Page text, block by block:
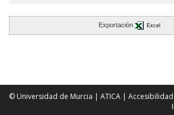
Exportación Excel
© Universidad de Murcia | ATICA | Accesibilidad